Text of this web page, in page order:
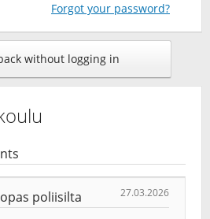
Forgot your password?
without logging in
poliisilta 27.03.2026